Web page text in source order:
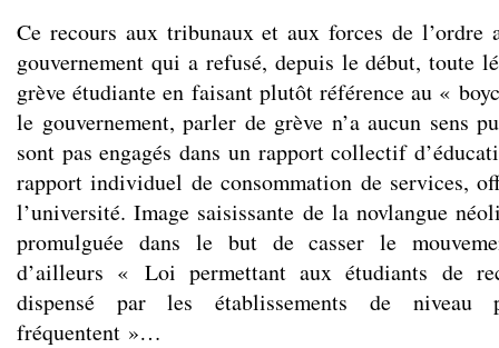
Ce recours aux tribunaux et aux forces de l’ordre
gouvernement qui a refusé, depuis le début, toute
grève étudiante en faisant plutôt référence au «
le gouvernement, parler de grève n’a aucun sens
sont pas engagés dans un rapport collectif
rapport individuel de consommation de services,
l’université. Image saisissante de la novlangue
promulguée dans le but de casser le
d’ailleurs « Loi permettant aux étudiants de
dispensé par les établissements de niveau
fréquentent »…